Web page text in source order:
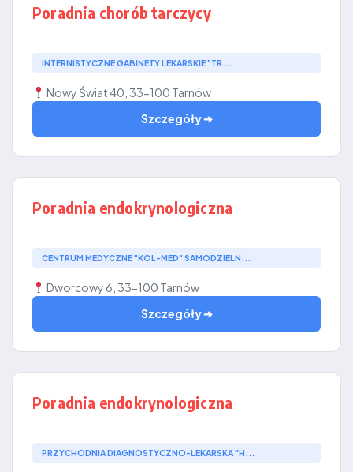
Poradnia chorób tarczycy
INTERNISTYCZNE GABINETY LEKARSKIE "TR...
Nowy Świat 40, 33-100 Tarnów
Szczegóły ➔
Poradnia endokrynologiczna
CENTRUM MEDYCZNE "KOL-MED" SAMODZIELN...
Dworcowy 6, 33-100 Tarnów
Szczegóły ➔
Poradnia endokrynologiczna
PRZYCHODNIA DIAGNOSTYCZNO-LEKARSKA "H...